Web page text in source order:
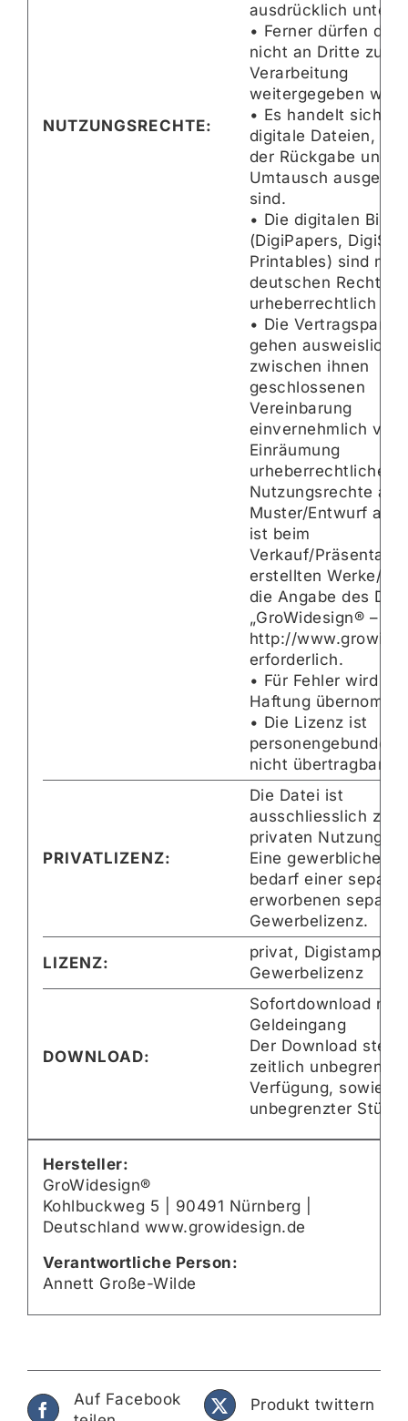
NUTZUNGSRECHTE:
ausdrücklich
• Ferner dürfen die
nicht an Dritte zur
Verarbeitung
weitergegeben
• Es handelt sich
digitale Dateien, die
der Rückgabe und
Umtausch
sind.
• Die digitalen
(DigiPapers,
Printables) sind
deutschen Recht
urheberrechtlich
• Die
gehen ausweislich
zwischen ihnen
geschlossenen
Vereinbarung
einvernehmlich von
Einräumung
urheberrechtlicher
Nutzungsrechte an
Muster/Entwurf
ist beim
Verkauf/
erstellten Werke/
die Angabe des
„GroWidesign® –
http://
erforderlich.
• Für Fehler wird
Haftung
• Die Lizenz ist
personengebunden
nicht übertragbar.
PRIVATLIZENZ:
Die Datei ist
ausschliesslich zur
privaten Nutzung.
Eine gewerbliche
bedarf einer separat
erworbenen
Gewerbelizenz.
LIZENZ:
privat, Digistamp-
Gewerbelizenz
DOWNLOAD:
Sofortdownload
Geldeingang
Der Download steht
zeitlich unbegrenzt
Verfügung, sowie
unbegrenzter
Hersteller:
GroWidesign®
Kohlbuckweg 5 | 90491 Nürnberg |
Deutschland www.growidesign.de
Verantwortliche Person:
Annett Große-Wilde
Auf Facebook
Produkt twittern